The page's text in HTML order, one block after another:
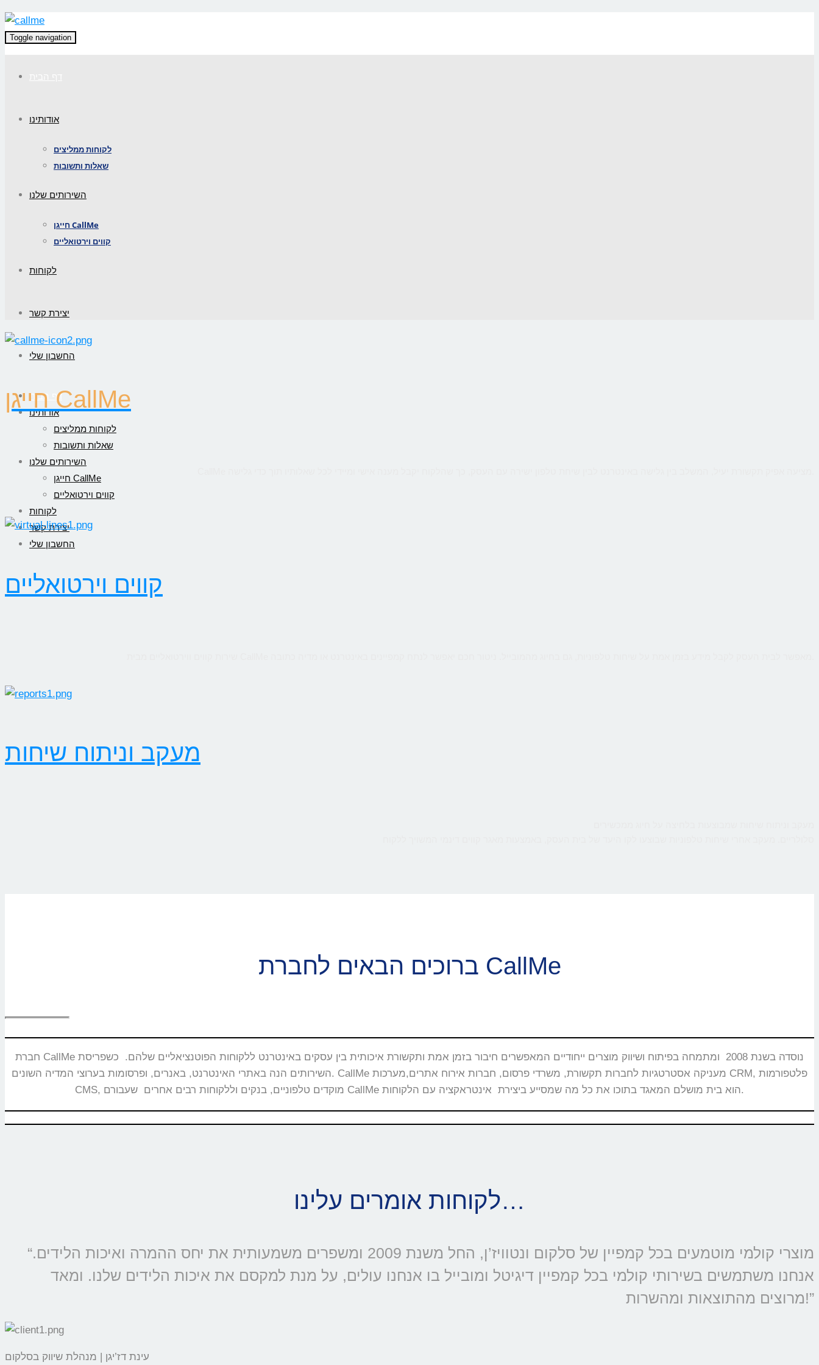
Toggle navigation
אודותינו
לקוחות ממליצים
שאלות ותשובות
השירותים שלנו
חייגן CallMe
קווים וירטואליים
לקוחות
יצירת קשר
החשבון שלי
דף הבית
אודותינו
לקוחות ממליצים
שאלות ותשובות
השירותים שלנו
חייגן CallMe
קווים וירטואליים
לקוחות
יצירת קשר
החשבון שלי
חייגן CallMe
קווים וירטואליים
מעקב וניתוח שיחות
ברוכים הבאים לחברת CallMe
חברת CallMe נוסדה בשנת 2008 ומתמחה בפיתוח ושיווק מוצרים ייחודיים המאפשרים חיבור בזמן אמת ותקשורת איכותית בין עסקים באינטרנט ללקוחות הפוטנציאליים שלהם. כשפריסת
השירותים הנה באתרי האינטרנט, באנרים, ופרסומות בערוצי המדיה השונים. CallMe מעניקה אסטרטגיות לחברות תקשורת, משרדי פרסום, חברות אירוח אתרים,מערכות CRM, פלטפורמות
CMS, מוקדים טלפוניים, בנקים וללקוחות רבים אחרים שעבורם CallMe הוא בית מושלם המאגד בתוכו את כל מה שמסייע ביצירת אינטראקציה עם הלקוחות.
לקוחות אומרים עלינו…
“מוצרי קולמי מוטמעים בכל קמפיין של סלקום ונטוויז’ן, החל משנת 2009 ומשפרים משמעותית את יחס ההמרה ואיכות הלידים.
אנחנו משתמשים בשירותי קולמי בכל קמפיין דיגיטל ומובייל בו אנחנו עולים, על מנת למקסם את איכות הלידים שלנו. ומאד
מרוצים מהתוצאות ומהשרות!”
עינת דז’יגן | מנהלת שיווק בסלקום